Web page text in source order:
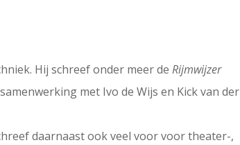
Hij schreef onder meer deRijmwijzer
met Ivo de Wijs en Kick van der
daarnaast ook veel voor voor theater-,